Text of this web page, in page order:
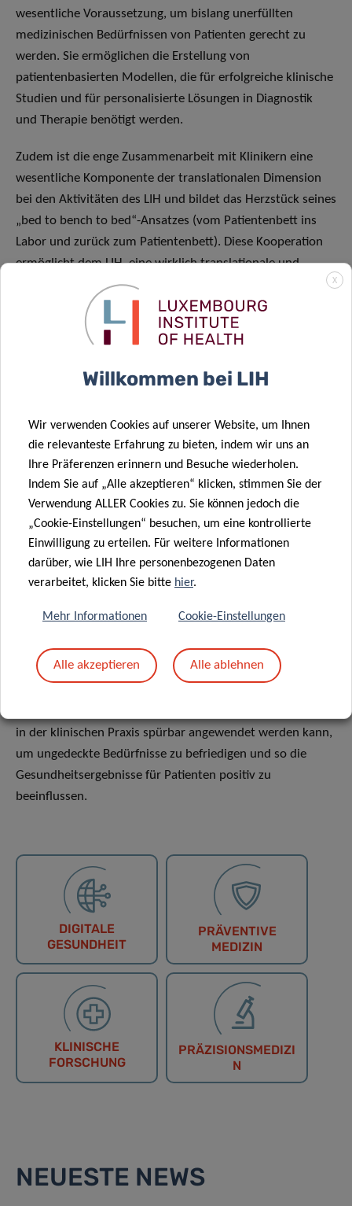
wesentliche Voraussetzung, um bislang unerfüllten
medizinischen Bedürfnissen von Patienten gerecht zu
werden. Sie ermöglichen die Erstellung von
patientenbasierten Modellen, die für erfolgreiche klinische
Studien und für personalisierte Lösungen in Diagnostik
und Therapie benötigt werden.
Zudem ist die enge Zusammenarbeit mit Klinikern eine
wesentliche Komponente der translationalen Dimension
bei den Aktivitäten des LIH und bildet das Herzstück seines
„bed to bench to bed“-Ansatzes (vom Patientenbett ins
Labor und zurück zum Patientenbett). Diese Kooperation
ermöglicht dem LIH, eine wirklich translationale und
patientenzentrierte Forschung basierend auf realen
Patientendaten zu betreiben. Diese ermöglicht es den
Ärzten, eine bessere Gesundheitsversorgung durch
neuartige diagnostische und therapeutische Instrumente
und durch die Auswahl der am besten geeigneten
verfügbaren Behandlung zu bieten. Dieser gegenseitige
Wissenschaftler“ im Kontext der translationalen Forschung
nach dem „bed to bench to bed“-Ansatz und die
personalisierte Medizin weiter stärken.
PRIORITÄRE
FORSCHUNGSTHEMEN
in der klinischen Praxis spürbar angewendet werden kann,
um ungedeckte Bedürfnisse zu befriedigen und so die
Gesundheitsergebnisse für Patienten positiv zu
beeinflussen.
DIGITALE
GESUNDHEIT
PRÄVENTIVE
MEDIZIN
KLINISCHE
FORSCHUNG
PRÄZISIONSMEDIZI
N
NEUESTE NEWS
X
Willkommen bei LIH
Wir verwenden Cookies auf unserer Website, um Ihnen
die relevanteste Erfahrung zu bieten, indem wir uns an
Ihre Präferenzen erinnern und Besuche wiederholen.
Indem Sie auf „Alle akzeptieren“ klicken, stimmen Sie der
Verwendung ALLER Cookies zu. Sie können jedoch die
„Cookie-Einstellungen“ besuchen, um eine kontrollierte
Einwilligung zu erteilen. Für weitere Informationen
darüber, wie LIH Ihre personenbezogenen Daten
verarbeitet, klicken Sie bitte hier.
Mehr Informationen Cookie-Einstellungen
Alle akzeptieren Alle ablehnen